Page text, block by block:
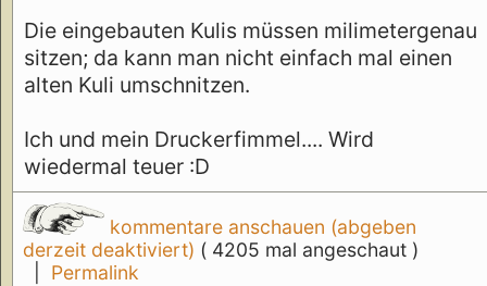
Die eingebauten Kulis müssen milimetergenau
sitzen; da kann man nicht einfach mal einen
alten Kuli umschnitzen.
Ich und mein Druckerfimmel.... Wird
wiedermal teuer :D
kommentare anschauen (abgeben
derzeit deaktiviert) ( 4205 mal angeschaut )
Permalink